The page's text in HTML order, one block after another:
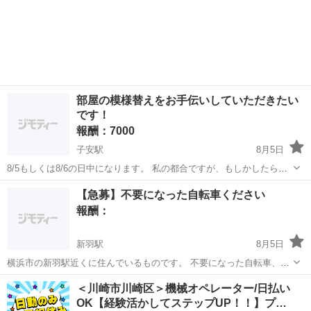
部屋の模様替えをお手伝いしていただきたい
です！
報酬：7000
子安駅
8月5日
8/5もしくは8/6の日中になります。 私の都合ですが、もしかしたら日
程をずらしてもらう可能性もあり、柔軟に対応していただけるかたが
理想なのでお仕事に就いてない方とかの方がありがたいです。 内容は
家具の移動などです！ ...
子安駅 手伝って/助けて 模様替え
【急募】不要になった自転車ください
報酬：
新羽駅
8月5日
横浜市の新羽駅近くに住んでいるものです。 不要になった自転車、無
料でくださる方いらっしゃいませんか？ 会社の通勤で自転車を使って
いたのですが、パンクしてしまい、パンクを修理するお金も無い状態
です。 自宅から会社まで徒歩...
神奈川 横浜市 新羽駅 手伝って/助けて
＜川崎市川崎区＞機械オペレーター/日払い
OK【経験活かしてステップUP！！】プ…